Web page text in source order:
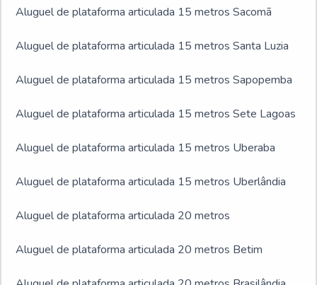
Aluguel de plataforma articulada 15 metros Sacomã
Aluguel de plataforma articulada 15 metros Santa Luzia
Aluguel de plataforma articulada 15 metros Sapopemba
Aluguel de plataforma articulada 15 metros Sete Lagoas
Aluguel de plataforma articulada 15 metros Uberaba
Aluguel de plataforma articulada 15 metros Uberlândia
Aluguel de plataforma articulada 20 metros
Aluguel de plataforma articulada 20 metros Betim